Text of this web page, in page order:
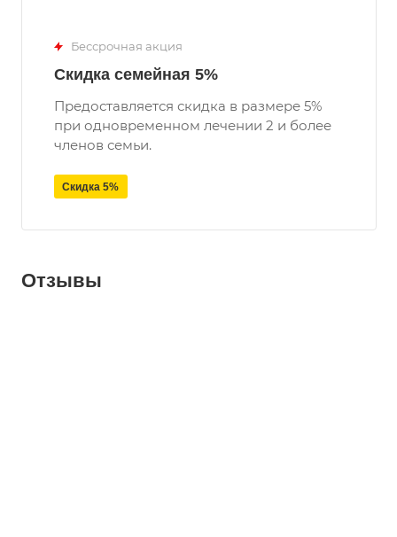
Бессрочная акция
Скидка семейная 5%
Предоставляется скидка в размере 5%
при одновременном лечении 2 и более
членов семьи.
Скидка 5%
Отзывы